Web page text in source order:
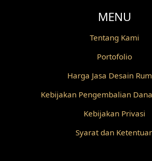
Desain Grill Kayu
Desain Railing
Desain Pilar
MENU
Tentang Kami
Portofolio
Harga Jasa Desain
Kebijakan Pengembalian
Kebijakan Privasi
Syarat dan